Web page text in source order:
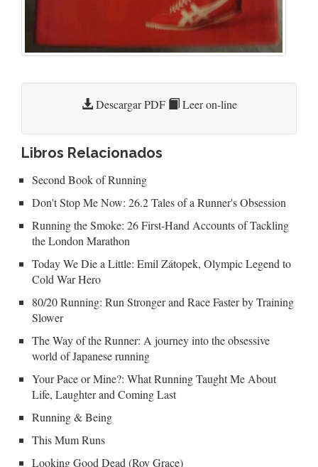
Descargar PDF Leer on-line
Libros Relacionados
Second Book of Running
Don't Stop Me Now: 26.2 Tales of a Runner's Obsession
Running the Smoke: 26 First-Hand Accounts of Tackling
the London Marathon
Today We Die a Little: Emil Zátopek, Olympic Legend to
Cold War Hero
80/20 Running: Run Stronger and Race Faster by Training
Slower
The Way of the Runner: A journey into the obsessive
world of Japanese running
Your Pace or Mine?: What Running Taught Me About
Life, Laughter and Coming Last
Running & Being
This Mum Runs
Looking Good Dead (Roy Grace)